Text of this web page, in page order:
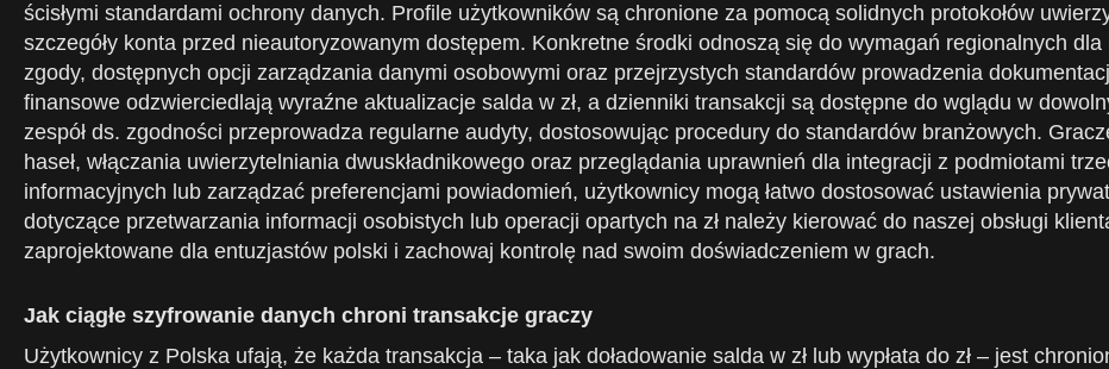
ścisłymi standardami ochrony danych. Profile użytkowników są chronione za pomocą solidnych protokołów
szczegóły konta przed nieautoryzowanym dostępem. Konkretne środki odnoszą się do wymagań regionalnych
zgody, dostępnych opcji zarządzania danymi osobowymi oraz przejrzystych standardów prowadzenia
finansowe odzwierciedlają wyraźne aktualizacje salda w zł, a dzienniki transakcji są dostępne do wglądu w
zespół ds. zgodności przeprowadza regularne audyty, dostosowując procedury do standardów branżowych.
haseł, włączania uwierzytelniania dwuskładnikowego oraz przeglądania uprawnień dla integracji z podmiotami
informacyjnych lub zarządzać preferencjami powiadomień, użytkownicy mogą łatwo dostosować ustawienia
dotyczące przetwarzania informacji osobistych lub operacji opartych na zł należy kierować do naszej obsługi
zaprojektowane dla entuzjastów polski i zachowaj kontrolę nad swoim doświadczeniem w grach.
Jak ciągłe szyfrowanie danych chroni transakcje graczy
Użytkownicy z Polska ufają, że każda transakcja – taka jak doładowanie salda w zł lub wypłata do zł – jest